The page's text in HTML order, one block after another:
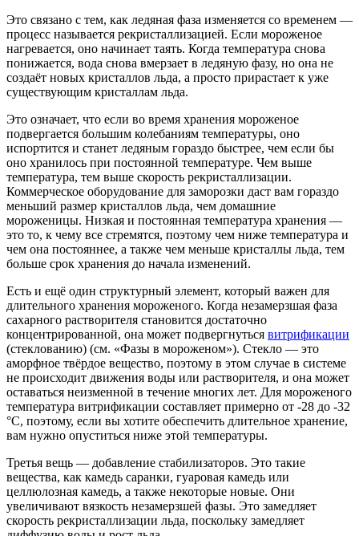
Это связано с тем, как ледяная фаза изменяется со временем —
процесс называется рекристаллизацией. Если мороженое
нагревается, оно начинает таять. Когда температура снова
понижается, вода снова вмерзает в ледяную фазу, но она не
создаёт новых кристаллов льда, а просто прирастает к уже
существующим кристаллам льда.
Это означает, что если во время хранения мороженое
подвергается большим колебаниям температуры, оно
испортится и станет ледяным гораздо быстрее, чем если бы
оно хранилось при постоянной температуре. Чем выше
температура, тем выше скорость рекристаллизации.
Коммерческое оборудование для заморозки даст вам гораздо
меньший размер кристаллов льда, чем домашние
мороженицы. Низкая и постоянная температура хранения —
это то, к чему все стремятся, поэтому чем ниже температура и
чем она постояннее, а также чем меньше кристаллы льда, тем
больше срок хранения до начала изменений.
Есть и ещё один структурный элемент, который важен для
длительного хранения мороженого. Когда незамерзшая фаза
сахарного растворителя становится достаточно
концентрированной, она может подвергнуться витрификации
(стеклованию) (см. «Фазы в мороженом»). Стекло — это
аморфное твёрдое вещество, поэтому в этом случае в системе
не происходит движения воды или растворителя, и она может
оставаться неизменной в течение многих лет. Для мороженого
температура витрификации составляет примерно от -28 до -32
°С, поэтому, если вы хотите обеспечить длительное хранение,
вам нужно опуститься ниже этой температуры.
Третья вещь — добавление стабилизаторов. Это такие
вещества, как камедь саранки, гуаровая камедь или
целлюлозная камедь, а также некоторые новые. Они
увеличивают вязкость незамерзшей фазы. Это замедляет
скорость рекристаллизации льда, поскольку замедляет